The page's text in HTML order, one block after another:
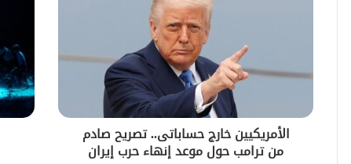
الأمريكيين خارج حساباتى.. تصريح صادم
من ترامب حول موعد إنهاء حرب إيران